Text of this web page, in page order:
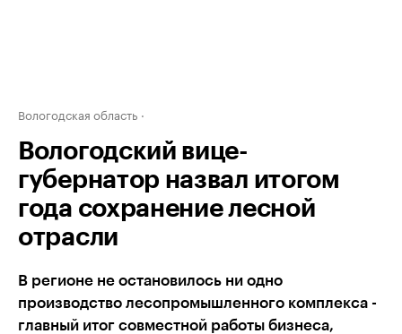
Вологодская область
Вологодский вице-
губернатор назвал итогом
года сохранение лесной
отрасли
В регионе не остановилось ни одно
производство лесопромышленного комплекса -
главный итог совместной работы бизнеса,